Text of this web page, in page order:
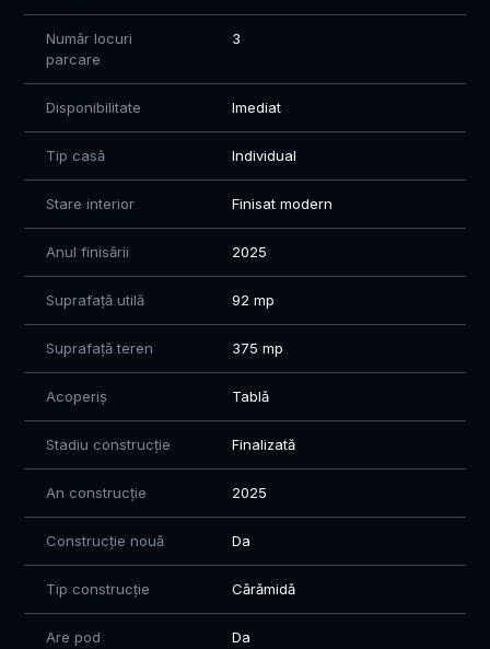
vă stăm la dispoziție.
Număr locuri
parcare
3
Disponibilitate Imediat
Tip casă Individual
Stare interior Finisat modern
Anul finisării 2025
Suprafață utilă 92 mp
Suprafață teren 375 mp
Acoperiș Tablă
Stadiu construcție Finalizată
An construcție 2025
Construcție nouă Da
Tip construcție Cărămidă
Are pod Da